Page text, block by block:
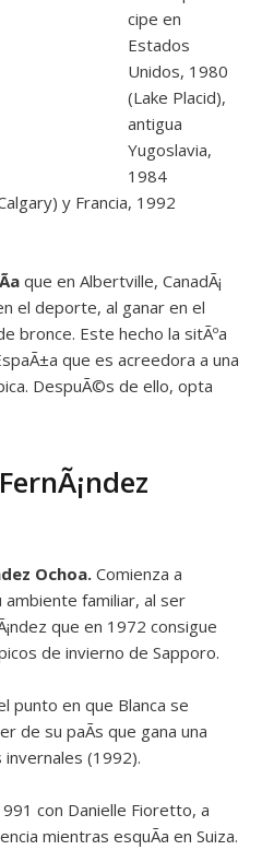
cipe en
Estados
Unidos, 1980
(Lake Placid),
antigua
Yugoslavia,
1984
y Francia, 1992
que en Albertville, CanadÃ¡
el deporte, al ganar en el
bronce. Este hecho la sitÃºa
que es acreedora a una
DespuÃ©s de ello, opta
Ochoa. Comienza a
familiar, al ser
que en 1972 consigue
de invierno de Sapporo.
punto en que Blanca se
de su paÃ­s que gana una
invernales (1992).
con Danielle Fioretto, a
mientras esquÃ­a en Suiza.